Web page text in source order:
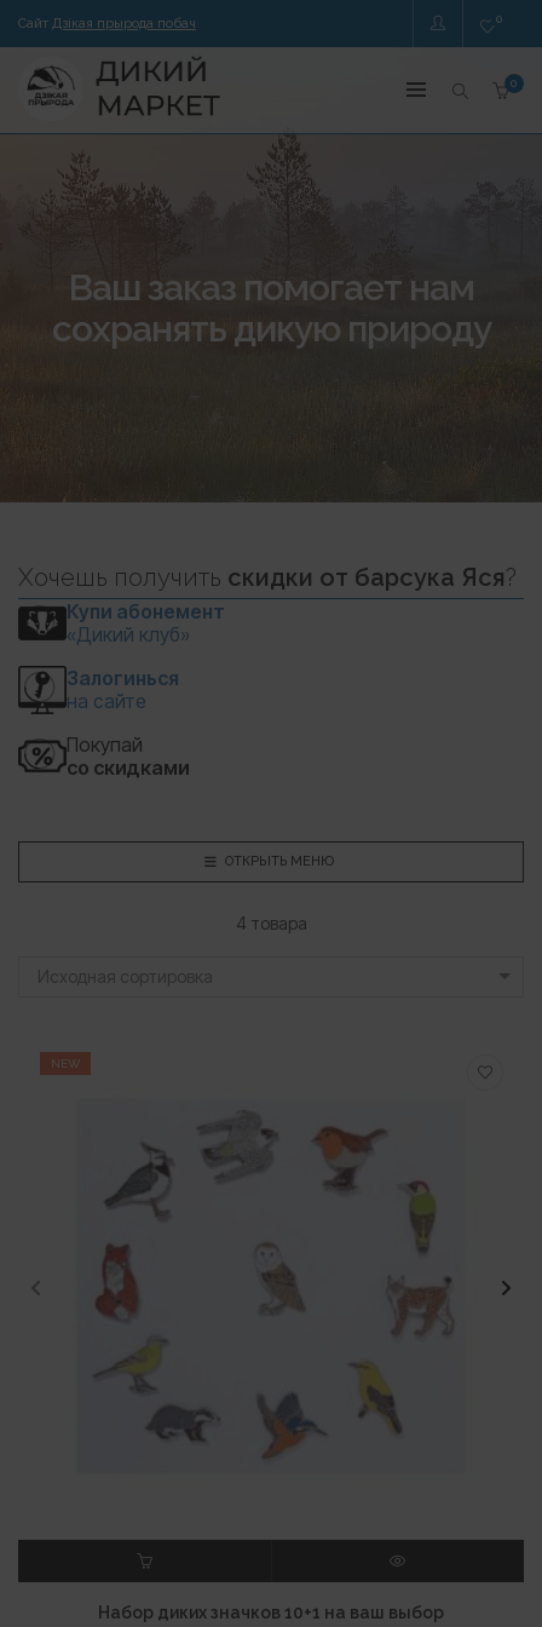
Сайт Дзікая прырода побач 0
0
Ваш заказ помогает нам
сохранять дикую природу
Хочешь получить скидки от барсука Яся?
Купи абонемент
«Дикий клуб»
Залогинься
на сайте
Покупай
со скидками
ОТКРЫТЬ МЕНЮ
4 товара
Исходная сортировка
NEW
В КОРЗИНУ ПРОСМОТР
Набор диких значков 10+1 на ваш выбор